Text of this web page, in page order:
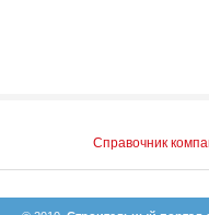
Справочник